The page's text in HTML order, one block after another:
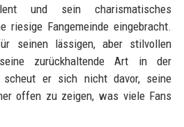
und sein charismatisches
riesige Fangemeinde eingebracht.
seinen lässigen, aber stilvollen
zurückhaltende Art in der
scheut er sich nicht davor, seine
offen zu zeigen, was viele Fans